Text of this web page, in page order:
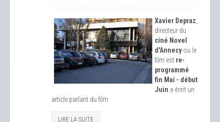
Xavier Depraz
directeur du
ciné Novel
d'Annecyou le
film est re-
programmé
fin Mai - début
Juin a écrit un
article parlant du film
LIRE LA SUITE